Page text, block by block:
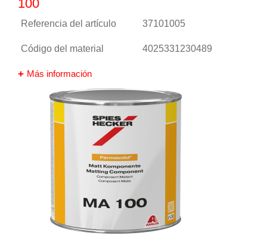
100
Referencia del artículo 37101005
Código del material 4025331230489
Más información